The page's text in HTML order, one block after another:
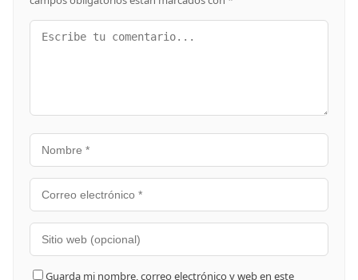
Guarda mi nombre, correo electrónico y web en este